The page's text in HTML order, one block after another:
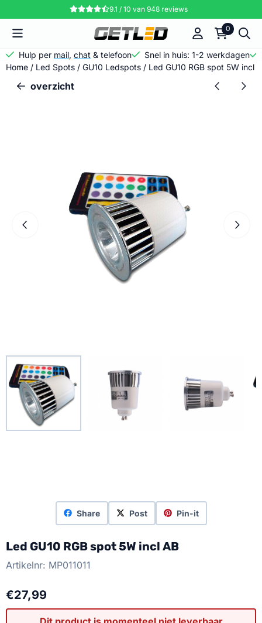
Cookievoorkeuren zijn momenteel gesloten.
9.1 / 10 van 948reviews
0
Hulp per mail, chat & telefoon
Snel in huis: 1-2 werkdagen
Home / Led Spots / GU10 Ledspots / Led GU10 RGB spot 5W incl
overzicht
Share Post Pin-it
Led GU10 RGB spot 5W incl AB
Artikelnr: MP011011
€27,99